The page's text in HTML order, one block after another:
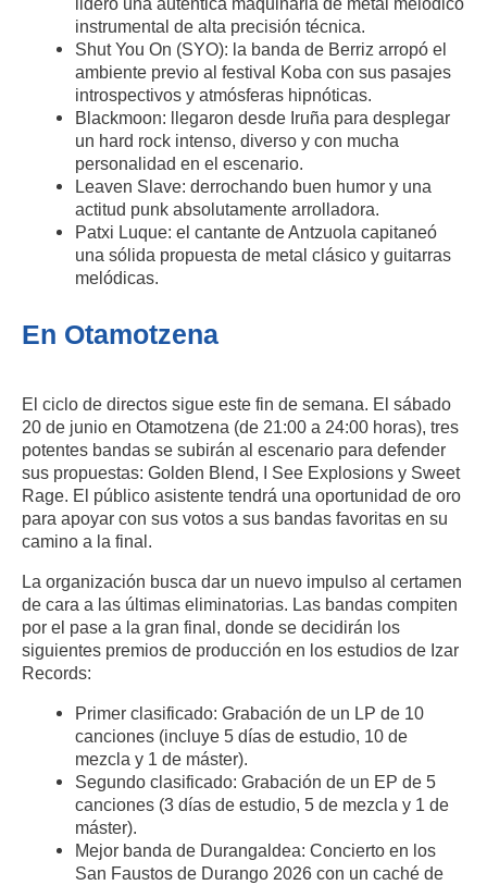
instrumental de alta precisión técnica.
Shut You On (SYO): la banda de Berriz arropó el
ambiente previo al festival Koba con sus pasajes
introspectivos y atmósferas hipnóticas.
Blackmoon: llegaron desde Iruña para desplegar
un hard rock intenso, diverso y con mucha
personalidad en el escenario.
Leaven Slave: derrochando buen humor y una
actitud punk absolutamente arrolladora.
Patxi Luque: el cantante de Antzuola capitaneó
una sólida propuesta de metal clásico y guitarras
melódicas.
En Otamotzena
El ciclo de directos sigue este fin de semana. El sábado
20 de junio en Otamotzena (de 21:00 a 24:00 horas), tres
potentes bandas se subirán al escenario para defender
sus propuestas: Golden Blend, I See Explosions y Sweet
Rage. El público asistente tendrá una oportunidad de oro
para apoyar con sus votos a sus bandas favoritas en su
camino a la final.
La organización busca dar un nuevo impulso al certamen
de cara a las últimas eliminatorias. Las bandas compiten
por el pase a la gran final, donde se decidirán los
siguientes premios de producción en los estudios de Izar
Records:
Primer clasificado: Grabación de un LP de 10
canciones (incluye 5 días de estudio, 10 de
mezcla y 1 de máster).
Segundo clasificado: Grabación de un EP de 5
canciones (3 días de estudio, 5 de mezcla y 1 de
máster).
Mejor banda de Durangaldea: Concierto en los
San Faustos de Durango 2026 con un caché de